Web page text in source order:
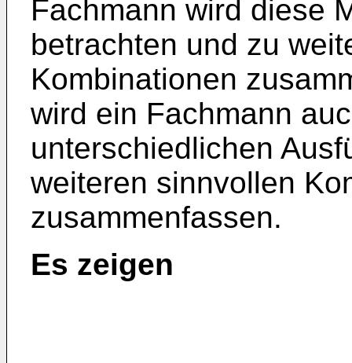
Fachmann wird diese
betrachten und zu
Kombinationen
wird ein Fachmann
unterschiedlichen
weiteren sinnvollen
zusammenfassen.
Es zeigen